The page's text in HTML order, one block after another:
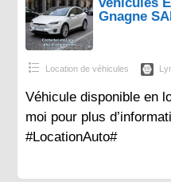
Gnagne
Location de véhicules
Véhicule disponible en
moi pour plus
#LocationAuto#